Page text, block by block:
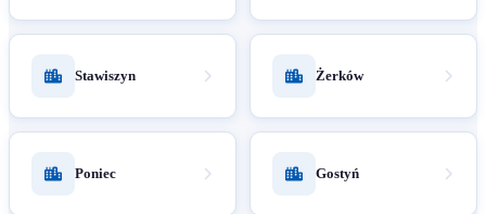
Stawiszyn Żerków
Poniec Gostyń